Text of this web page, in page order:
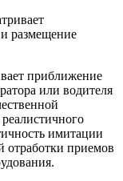
размещение
приближение
или водителя
имитации
отработки приемов